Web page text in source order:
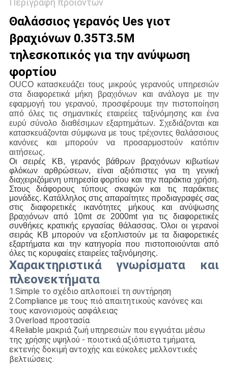
Περιγραφή προϊόντων
Θαλάσσιος γερανός Ues γιοτ
βραχιόνων 0.35T3.5M
τηλεσκοπικός για την ανύψωση
φορτίου
OUCO κατασκευάζει τους μικρούς γερανούς υπηρεσιών
στα διαφορετικά μήκη βραχιόνων και ανάλογα με την
εφαρμογή του γερανού, προσφέρουμε την πιστοποίηση
από όλες τις σημαντικές εταιρείες ταξινόμησης και ένα
ευρύ σύνολο διαθέσιμων εξαρτημάτων. Σχεδιάζονται και
κατασκευάζονται σύμφωνα με τους τρέχοντες θαλάσσιους
κανόνες και μπορούν να προσαρμοστούν κατόπιν
αιτήσεως.
Οι σειρές KB, γερανός βάθρων βραχιόνων κιβωτίων
φλόκων αρθρώσεων, είναι αξιόπιστες για τη γενική
διαχειριζόμενη υπηρεσία φορτίου και την παράκτια χρήση.
Στους διάφορους τύπους σκαφών και τις παράκτιες
μονάδες. Κατάλληλος στις απαραίτητες προδιαγραφές σας
στις διαφορετικές ικανότητες μήκους και ανύψωσης
βραχιόνων από 10mt σε 2000mt για τις διαφορετικές
συνθήκες κρατικής εργασίας θάλασσας. Όλοι οι γερανοί
σειράς KB μπορούν να εξοπλιστούν με τα διαφορετικές
εξαρτήματα και την κατηγορία που πιστοποιούνται από
όλες τις κορυφαίες εταιρείες ταξινόμησης.
Χαρακτηριστικά γνωρίσματα και
πλεονεκτήματα
1.Simple το σχέδιο απλοποιεί τη συντήρηση
2.Compliance με τους πιό απαιτητικούς κανόνες και
τους κανονισμούς ασφάλειας
3.Overload προστασία
4.Reliable μακριά ζωή υπηρεσιών που εγγυάται μέσω
της χρήσης υψηλού - ποιοτικά αξιόπιστα τμήματα,
εκτενής δοκιμή αντοχής και εύκολες μελλοντικές
βελτιώσεις.